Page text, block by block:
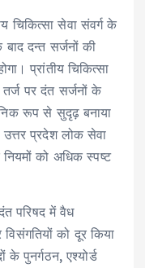
चिकित्सा सेवा संवर्ग के
दन्त सर्जनों की
प्रांतीय चिकित्सा
तर्ज पर दंत सर्जनों के
रूप से सुदृढ़ बनाया
प्रदेश लोक सेवा
नियमों को अधिक स्पष्ट
परिषद में वैध
को दूर किया
पुनर्गठन, एश्योर्ड